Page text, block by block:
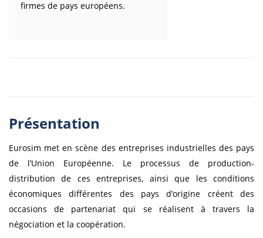
firmes de pays européens.
Présentation
Eurosim met en scène des entreprises industrielles des pays
de l’Union Européenne. Le processus de production-
distribution de ces entreprises, ainsi que les conditions
économiques différentes des pays d’origine créent des
occasions de partenariat qui se réalisent à travers la
négociation et la coopération.